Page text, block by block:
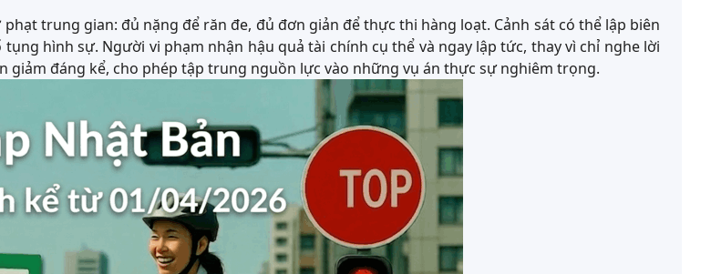
trung gian: đủ nặng để răn đe, đủ đơn giản để thực thi hàng loạt. Cảnh sát có thể lập biên
hình sự. Người vi phạm nhận hậu quả tài chính cụ thể và ngay lập tức, thay vì chỉ nghe lời
giảm đáng kể, cho phép tập trung nguồn lực vào những vụ án thực sự nghiêm trọng.